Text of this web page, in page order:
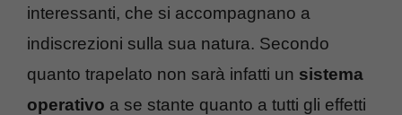
interessanti, che si accompagnano a
indiscrezioni sulla sua natura. Secondo
quanto trapelato non sarà infatti un sistema
operativo a se stante quanto a tutti gli effetti